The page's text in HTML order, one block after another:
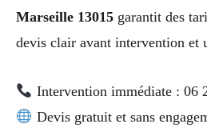
Marseille 13015 garantit des
devis clair avant intervention et
Intervention immédiate : 06
Devis gratuit et sans